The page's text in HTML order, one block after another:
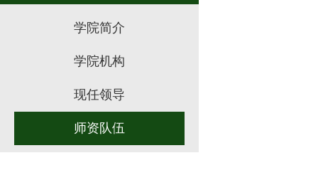
学院简介
学院机构
现任领导
师资队伍